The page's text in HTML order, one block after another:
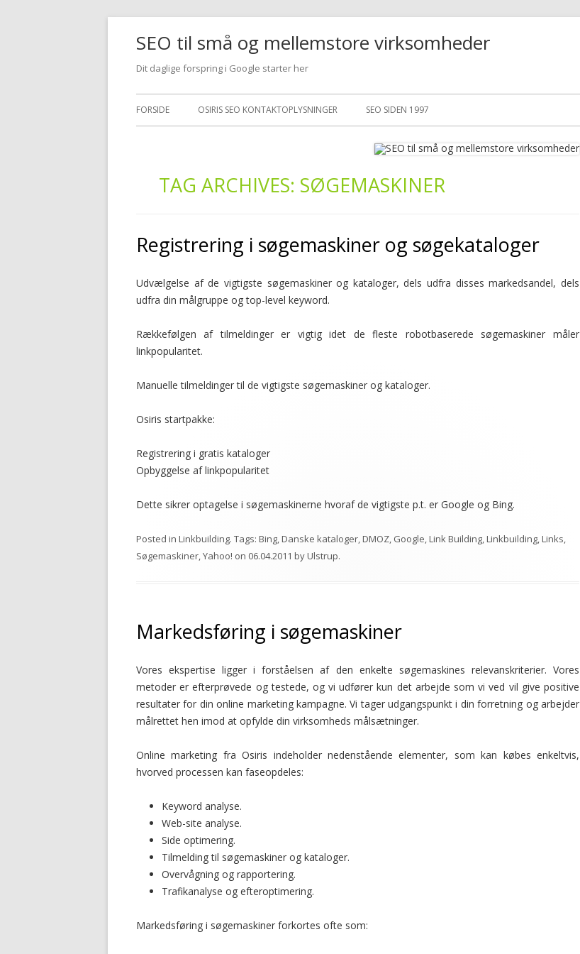
SEO til små og mellemstore virksomheder
Dit daglige forspring i Google starter her
Skip
FORSIDE OSIRIS SEO KONTAKTOPLYSNINGER SEO SIDEN 1997
TAG ARCHIVES: SØGEMASKINER
Registrering i søgemaskiner og søgekataloger
Udvælgelse af de vigtigste søgemaskiner og kataloger, dels udfra disses markedsandel, dels
udfra din målgruppe og top-level keyword.
Rækkefølgen af tilmeldinger er vigtig idet de fleste robotbaserede søgemaskiner måler
linkpopularitet.
Manuelle tilmeldinger til de vigtigste søgemaskiner og kataloger.
Osiris startpakke:
Registrering i gratis kataloger
Opbyggelse af linkpopularitet
Dette sikrer optagelse i søgemaskinerne hvoraf de vigtigste p.t. er Google og Bing.
Posted in Linkbuilding. Tags: Bing,Danske kataloger,DMOZ, Google,Link Building,Linkbuilding,Links,
Søgemaskiner,Yahoo! on 06.04.2011 byUlstrup.
Markedsføring i søgemaskiner
Vores ekspertise ligger i forståelsen af den enkelte søgemaskines relevanskriterier. Vores
metoder er efterprøvede og testede, og vi udfører kun det arbejde som vi ved vil give positive
resultater for din online marketing kampagne. Vi tager udgangspunkt i din forretning og arbejder
målrettet hen imod at opfylde din virksomheds målsætninger.
Online marketing fra Osiris indeholder nedenstående elementer, som kan købes enkeltvis,
hvorved processen kan faseopdeles:
Keyword analyse.
Web-site analyse.
Side optimering.
Tilmelding til søgemaskiner og kataloger.
Overvågning og rapportering.
Trafikanalyse og efteroptimering.
Markedsføring i søgemaskiner forkortes ofte som: